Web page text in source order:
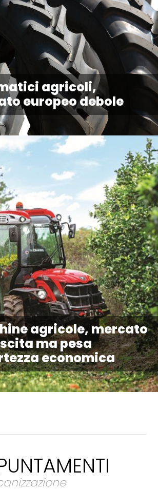
agricoli,
europeo debole
agricole, mercato
ma pesa
economica